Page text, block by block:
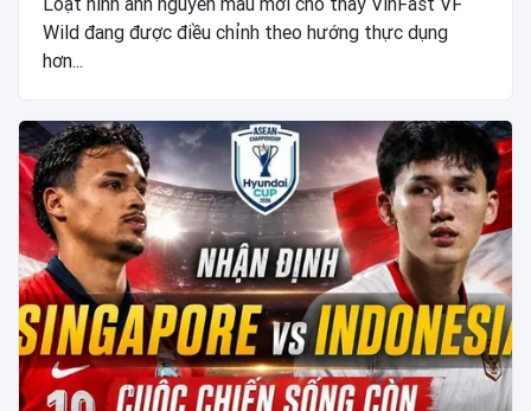
Loạt hình ảnh nguyên mẫu mới cho thấy VinFast VF
Wild đang được điều chỉnh theo hướng thực dụng
hơn...